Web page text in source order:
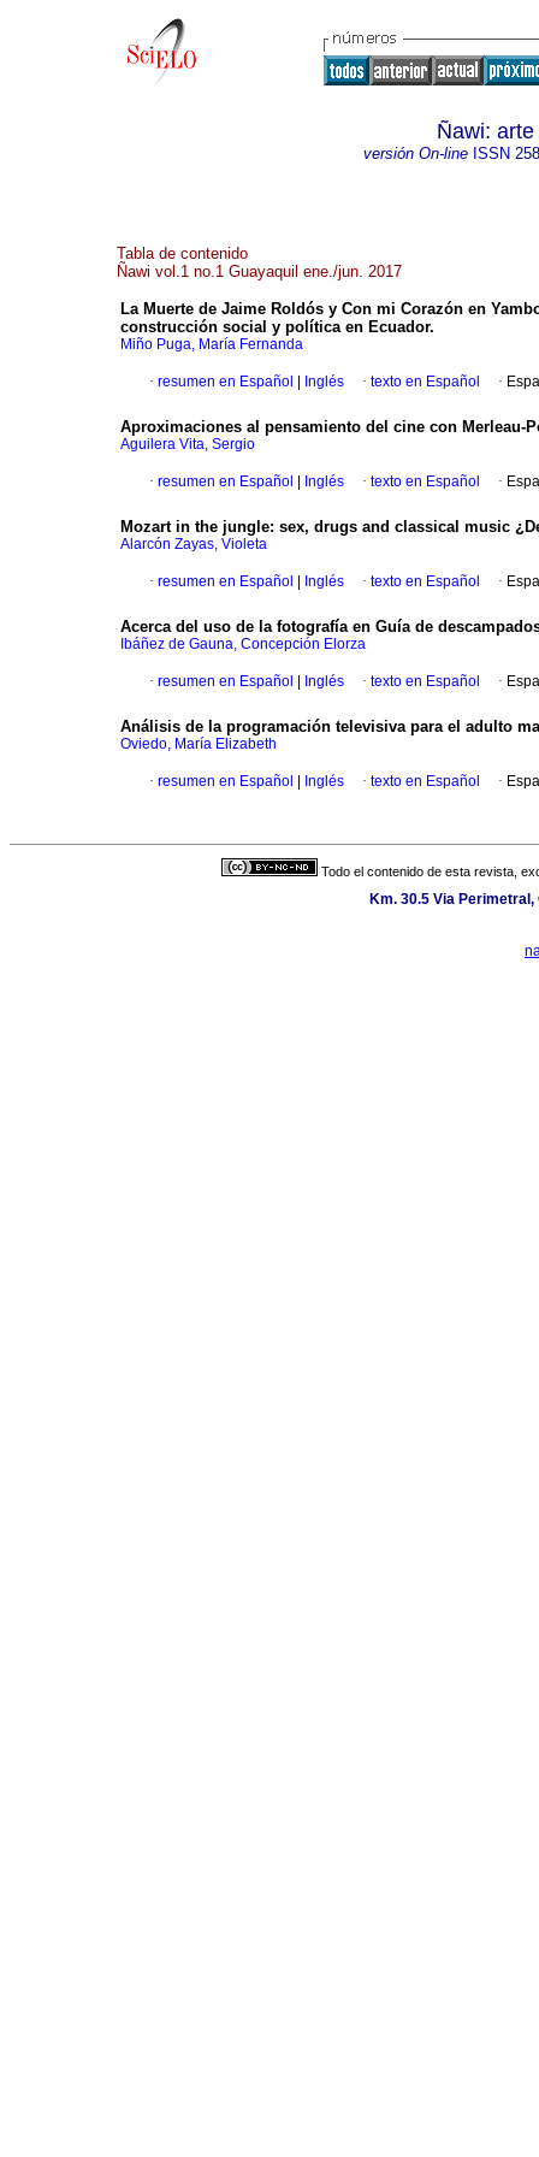
Ñawi:
versión On-lineISSN
Tabla de contenido
Ñawi vol.1 no.1 Guayaquil ene./jun. 2017
La Muerte de Jaime Roldós y Con mi Corazón en
construcción social y política en Ecuador.
Miño Puga, María Fernanda
· resumen en Español Inglés · texto en Español ·
Aproximaciones al pensamiento del cine con Merleau-
Aguilera Vita, Sergio
· resumen en Español Inglés · texto en Español ·
Mozart in the jungle: sex, drugs and classical music
Alarcón Zayas, Violeta
· resumen en Español Inglés · texto en Español ·
Acerca del uso de la fotografía en Guía de
Ibáñez de Gauna, Concepción Elorza
· resumen en Español Inglés · texto en Español ·
Análisis de la programación televisiva para el adulto
Oviedo, María Elizabeth
· resumen en Español Inglés · texto en Español ·
Todo el contenido de esta revista,
Km. 30.5 Via